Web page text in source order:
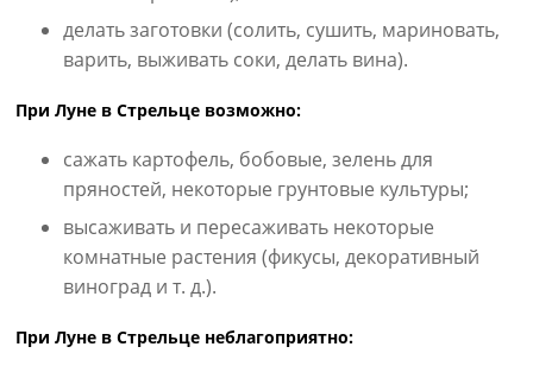
делать заготовки (солить, сушить, мариновать,
варить, выживать соки, делать вина).
При Луне в Стрельце возможно:
сажать картофель, бобовые, зелень для
пряностей, некоторые грунтовые культуры;
высаживать и пересаживать некоторые
комнатные растения (фикусы, декоративный
виноград и т. д.).
При Луне в Стрельце неблагоприятно: